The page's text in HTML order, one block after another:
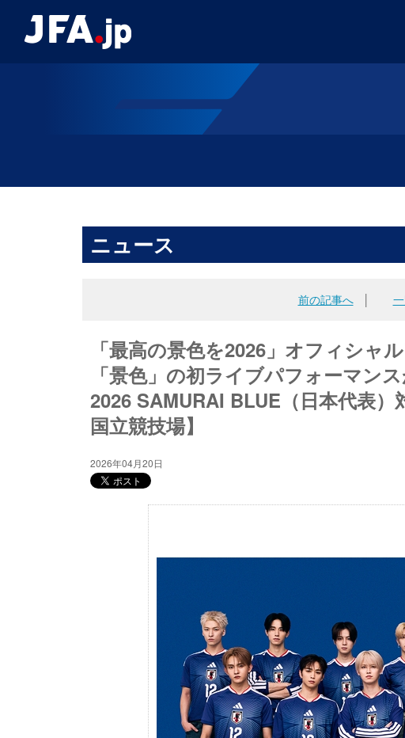
ニュース
前の記事へ│
「最高の景色を2026」オフィシャ
「景色」の初ライブパフォーマ
2026 SAMURAI BLUE（日本代表
国立競技場】
2026年04月20日